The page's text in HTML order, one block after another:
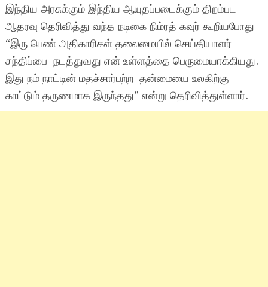
இந்திய அரசுக்கும் இந்திய ஆயுதப்படைக்கும் திறம்பட
ஆதரவு தெரிவித்து வந்த நடிகை நிம்ரத் கவுர் கூறியபோது
“இரு பெண் அதிகாரிகள் தலைமையில் செய்தியாளர்
சந்திப்பை நடத்துவது என் உள்ளத்தை பெருமையாக்கியது.
இது நம் நாட்டின் மதச்சார்பற்ற தன்மையை உலகிற்கு
காட்டும் தருணமாக இருந்தது” என்று தெரிவித்துள்ளார்.